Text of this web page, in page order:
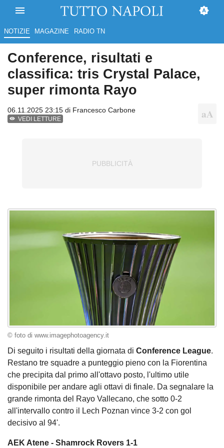
NOTIZIE MAGAZINE RADIO TN
Conference, risultati e
classifica: tris Crystal Palace,
super rimonta Rayo
06.11.2025 23:15 di Francesco Carbone
VEDI LETTURE
© foto di www.imagephotoagency.it
Di seguito i risultati della giornata di Conference League.
Restano tre squadre a punteggio pieno con la Fiorentina
che precipita dal primo all'ottavo posto, l'ultimo utile
disponibile per andare agli ottavi di finale. Da segnalare la
grande rimonta del Rayo Vallecano, che sotto 0-2
all'intervallo contro il Lech Poznan vince 3-2 con gol
decisivo al 94'.
AEK Atene - Shamrock Rovers 1-1